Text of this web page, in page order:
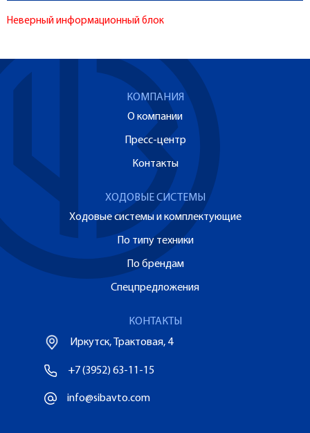
Неверный информационный блок
КОМПАНИЯ
О компании
Пресс-центр
Контакты
ХОДОВЫЕ СИСТЕМЫ
Ходовые системы и комплектующие
По типу техники
По брендам
Спецпредложения
КОНТАКТЫ
Иркутск, Трактовая, 4
+7 (3952) 63-11-15
info@sibavto.com